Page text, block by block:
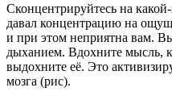
Сконцентрируйтесь на
давал концентрацию на
и при этом неприятна вам.
дыханием. Вдохните мысль,
выдохните её. Это
мозга (рис).